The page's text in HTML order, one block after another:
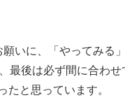
いに、「やってみる
後は必ず間に合わせ
と思っています。